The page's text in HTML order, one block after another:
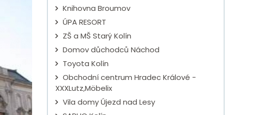
Knihovna Broumov
ÚPA RESORT
ZŠ a MŠ Starý Kolín
Domov důchodců Náchod
Toyota Kolín
Obchodní centrum Hradec Králové -
XXXLutz,Möbelix
Vila domy Újezd nad Lesy